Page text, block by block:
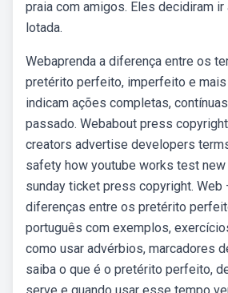
praia com amigos. Eles decidiram ir
lotada.
Webaprenda a diferença entre os
pretérito perfeito, imperfeito e
indicam ações completas,
passado. Webabout press
creators advertise developers
safety how youtube works test
sunday ticket press copyright. Web
diferenças entre os pretérito
português com exemplos,
como usar advérbios, marcadores
saiba o que é o pretérito perfeito,